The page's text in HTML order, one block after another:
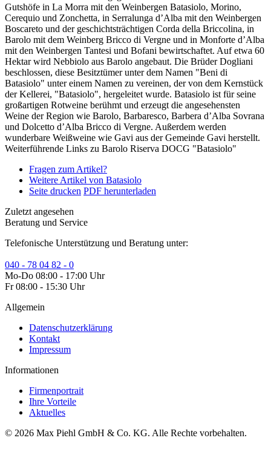
Gutshöfe in La Morra mit den Weinbergen Batasiolo, Morino,
Cerequio und Zonchetta, in Serralunga d’Alba mit den Weinbergen
Boscareto und der geschichtsträchtigen Corda della Briccolina, in
Barolo mit dem Weinberg Bricco di Vergne und in Monforte d’Alba
mit den Weinbergen Tantesi und Bofani bewirtschaftet. Auf etwa 60
Hektar wird Nebbiolo aus Barolo angebaut. Die Brüder Dogliani
beschlossen, diese Besitztümer unter dem Namen "Beni di
Batasiolo" unter einem Namen zu vereinen, der von dem Kernstück
der Kellerei, "Batasiolo", hergeleitet wurde. Batasiolo ist für seine
großartigen Rotweine berühmt und erzeugt die angesehensten
Weine der Region wie Barolo, Barbaresco, Barbera d’Alba Sovrana
und Dolcetto d’Alba Bricco di Vergne. Außerdem werden
wunderbare Weißweine wie Gavi aus der Gemeinde Gavi herstellt.
Weiterführende Links zu Barolo Riserva DOCG "Batasiolo"
Fragen zum Artikel?
Weitere Artikel von Batasiolo
Seite drucken PDF herunterladen
Zuletzt angesehen
Beratung und Service
Telefonische Unterstützung und Beratung unter:
040 - 78 04 82 - 0
Mo-Do 08:00 - 17:00 Uhr
Fr 08:00 - 15:30 Uhr
Allgemein
Datenschutzerklärung
Kontakt
Impressum
Informationen
Firmenportrait
Ihre Vorteile
Aktuelles
© 2026 Max Piehl GmbH & Co. KG. Alle Rechte vorbehalten.